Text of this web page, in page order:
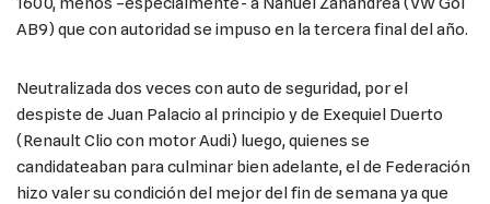
AB9) que con autoridad se impuso en la tercera final del año.
Neutralizada dos veces con auto de seguridad, por el
despiste de Juan Palacio al principio y de Exequiel Duerto
(Renault Clio con motor Audi) luego, quienes se
candidateaban para culminar bien adelante, el de Federación
hizo valer su condición del mejor del fin de semana ya que